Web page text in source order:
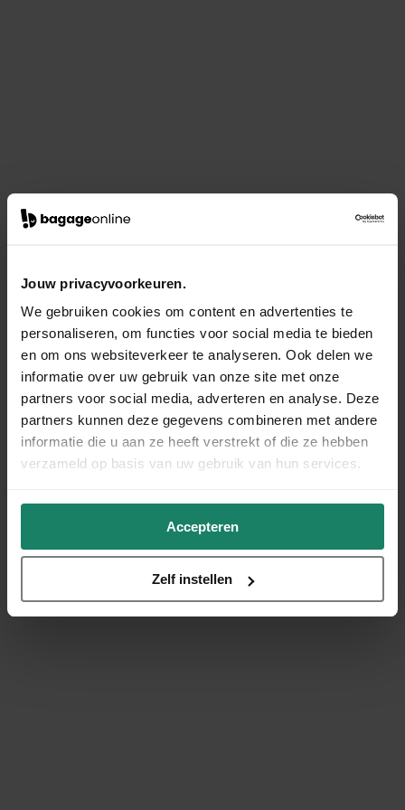
Jouw privacyvoorkeuren.
We gebruiken cookies om content en advertenties te
personaliseren, om functies voor social media te bieden
en om ons websiteverkeer te analyseren. Ook delen we
informatie over uw gebruik van onze site met onze
partners voor social media, adverteren en analyse. Deze
partners kunnen deze gegevens combineren met andere
informatie die u aan ze heeft verstrekt of die ze hebben
verzameld op basis van uw gebruik van hun services.
Accepteren
Zelf instellen